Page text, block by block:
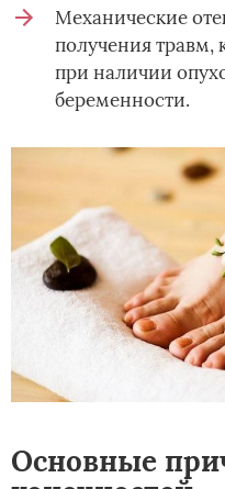
Механические
получения травм,
при наличии
беременности.
Основные